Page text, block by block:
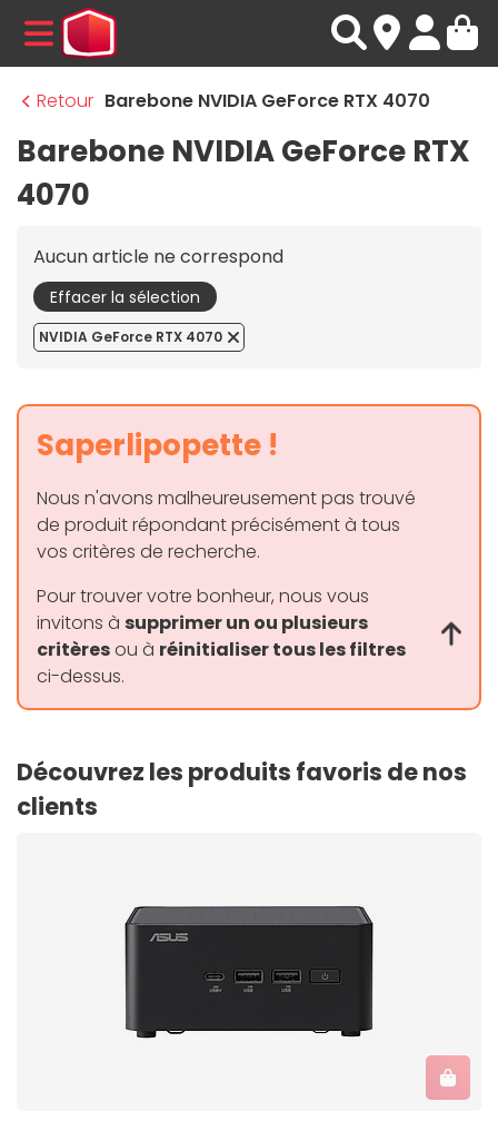
MENU
Retour Barebone NVIDIA GeForce RTX 4070
Barebone NVIDIA GeForce RTX
4070
Aucun article ne correspond
Effacer la sélection
NVIDIA GeForce RTX 4070
Saperlipopette !
Nous n'avons malheureusement pas trouvé
de produit répondant précisément à tous
vos critères de recherche.
Pour trouver votre bonheur, nous vous
invitons à supprimer un ou plusieurs
critèresou à réinitialiser tous les filtres
ci-dessus.
Découvrez les produits favoris de nos
clients